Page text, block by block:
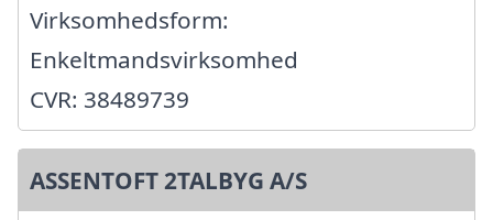
Virksomhedsform:
Enkeltmandsvirksomhed
CVR: 38489739
ASSENTOFT 2TALBYG A/S